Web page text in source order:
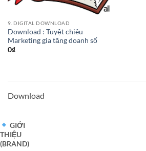
9. DIGITAL DOWNLOAD
Download : Tuyệt chiêu
Marketing gia tăng doanh số
0₫
Download
GIỚI
THIỆU
(BRAND)